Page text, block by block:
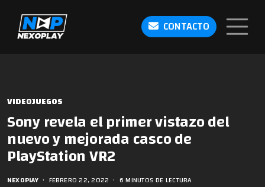
CONTACTO
VIDEOJUEGOS
Sony revela el primer vistazo del
nuevo y mejorada casco de
PlayStation VR2
NEXOPLAY • FEBRERO 22, 2022 • 6 MINUTOS DE LECTURA